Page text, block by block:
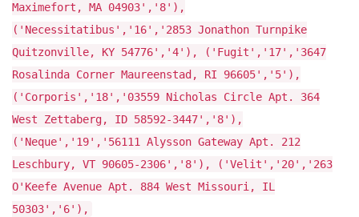
Maximefort, MA 04903','8'),
('Necessitatibus','16','2853 Jonathon Turnpike
Quitzonville, KY 54776','4'), ('Fugit','17','3647
Rosalinda Corner Maureenstad, RI 96605','5'),
('Corporis','18','03559 Nicholas Circle Apt. 364
West Zettaberg, ID 58592-3447','8'),
('Neque','19','56111 Alysson Gateway Apt. 212
Leschbury, VT 90605-2306','8'), ('Velit','20','263
O'Keefe Avenue Apt. 884 West Missouri, IL
50303','6'),